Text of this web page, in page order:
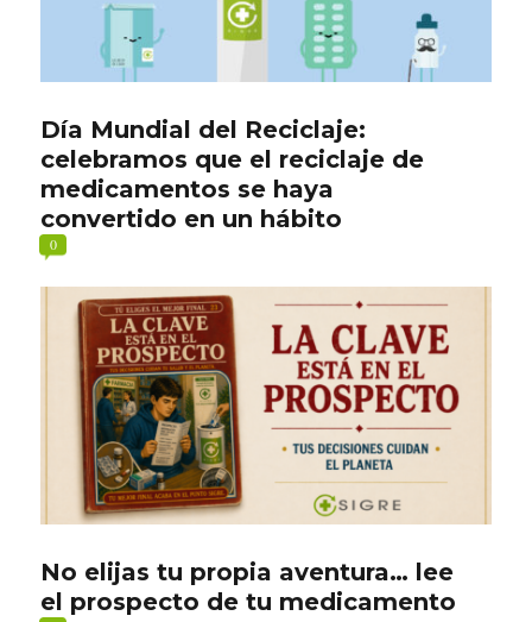
Día Mundial del Reciclaje:
celebramos que el reciclaje de
medicamentos se haya
convertido en un hábito
0
No elijas tu propia aventura… lee
el prospecto de tu medicamento